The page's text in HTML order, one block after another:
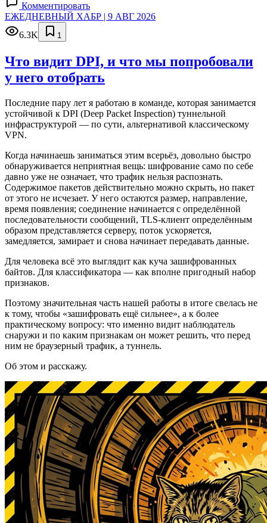
Комментировать
ЕЖЕДНЕВНЫЙ ХАБР | 9 АВГ 2026
6.3K
1
Что видит DPI, и что мы попробовали
у него отобрать
Последние пару лет я работаю в команде, которая занимается
устойчивой к DPI (Deep Packet Inspection) туннельной
инфраструктурой — по сути, альтернативой классическому
VPN.
Когда начинаешь заниматься этим всерьёз, довольно быстро
обнаруживается неприятная вещь: шифрование само по себе
давно уже не означает, что трафик нельзя распознать.
Содержимое пакетов действительно можно скрыть, но пакет
от этого не исчезает. У него остаются размер, направление,
время появления; соединение начинается с определённой
последовательности сообщений, TLS-клиент определённым
образом представляется серверу, поток ускоряется,
замедляется, замирает и снова начинает передавать данные.
Для человека всё это выглядит как куча зашифрованных
байтов. Для классификатора — как вполне пригодный набор
признаков.
Поэтому значительная часть нашей работы в итоге свелась не
к тому, чтобы «зашифровать ещё сильнее», а к более
практическому вопросу: что именно видит наблюдатель
снаружи и по каким признакам он может решить, что перед
ним не браузерный трафик, а туннель.
Об этом и расскажу.